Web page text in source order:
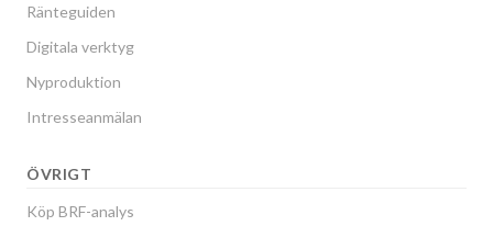
Ränteguiden
Digitala verktyg
Nyproduktion
Intresseanmälan
ÖVRIGT
Köp BRF-analys